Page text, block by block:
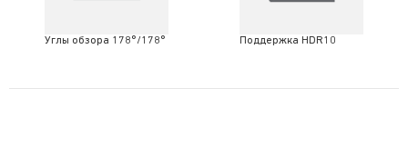
Углы обзора 178°/178° Поддержка HDR10